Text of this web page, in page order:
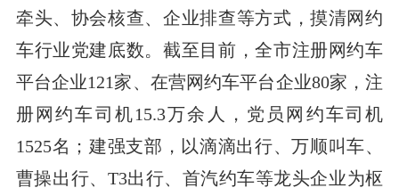
牵头、协会核查、企业排查等方式，摸清网约
车行业党建底数。截至目前，全市注册网约车
平台企业121家、在营网约车平台企业80家，注
册网约车司机15.3万余人，党员网约车司机
1525名；建强支部，以滴滴出行、万顺叫车、
曹操出行、T3出行、首汽约车等龙头企业为枢